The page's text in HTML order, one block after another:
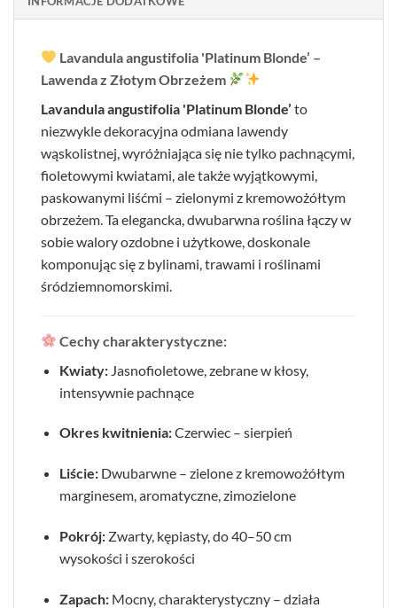
Lavandula angustifolia 'Platinum Blonde’ –
Lawenda z Złotym Obrzeżem
Lavandula angustifolia 'Platinum Blonde’ to
niezwykle dekoracyjna odmiana lawendy
wąskolistnej, wyróżniająca się nie tylko pachnącymi,
fioletowymi kwiatami, ale także wyjątkowymi,
paskowanymi liśćmi – zielonymi z kremowożółtym
obrzeżem. Ta elegancka, dwubarwna roślina łączy w
sobie walory ozdobne i użytkowe, doskonale
komponując się z bylinami, trawami i roślinami
śródziemnomorskimi.
Cechy charakterystyczne:
Kwiaty:Jasnofioletowe, zebrane w kłosy,
intensywnie pachnące
Okres kwitnienia:Czerwiec – sierpień
Liście:Dwubarwne – zielone z kremowożółtym
marginesem, aromatyczne, zimozielone
Pokrój:Zwarty, kępiasty, do 40–50 cm
wysokości i szerokości
Zapach:Mocny, charakterystyczny – działa